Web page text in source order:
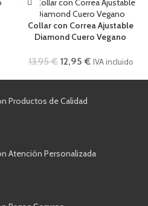
Collar con Correa Ajustable
Diamond Cuero Vegano
13,95€ 12,95€ IVA incluido